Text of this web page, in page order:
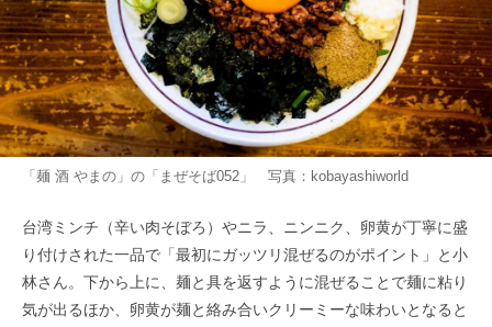
「麺 酒 やまの」の「まぜそば052」 写真：kobayashiworld
台湾ミンチ（辛い肉そぼろ）やニラ、ニンニク、卵黄が丁寧に盛
り付けされた一品で「最初にガッツリ混ぜるのがポイント」と小
林さん。下から上に、麺と具を返すように混ぜることで麺に粘り
気が出るほか、卵黄が麺と絡み合いクリーミーな味わいとなると